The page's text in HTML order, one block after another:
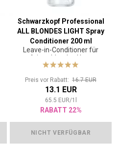
Schwarzkopf Professional
ALL BLONDES LIGHT Spray
Conditioner 200 ml
Leave-in-Conditioner für
feines blondes Haar
Preis vor Rabatt: 16.7 EUR
13.1 EUR
65.5 EUR/1
RABATT 22%
NICHT VERFÜGBAR